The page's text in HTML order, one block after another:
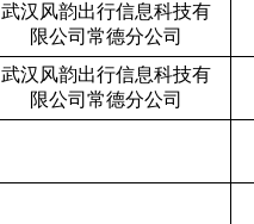
武汉风韵出行信息科技有
限公司常德分公司
武汉风韵出行信息科技有
限公司常德分公司